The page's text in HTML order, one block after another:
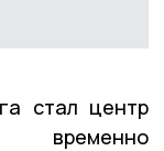
стал центр
временно